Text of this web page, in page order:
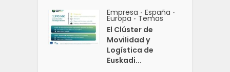
Empresa • España •
Europa • Temas
El Clúster de
Movilidad y
Logística de
Euskadi...